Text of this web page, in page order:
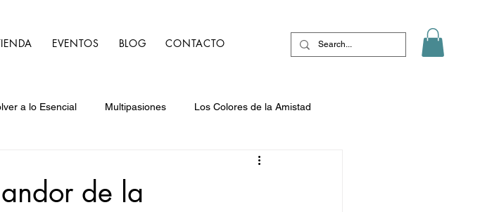
EVENTOS BLOG CONTACTO
a lo Esencial Multipasiones Los Colores de la Amistad
de la